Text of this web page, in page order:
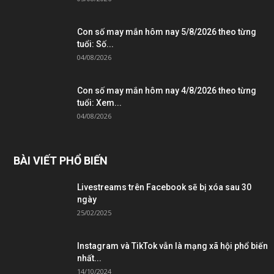
Con số may mắn hôm nay 5/8/2026 theo từng
tuổi: Số...
04/08/2026
Con số may mắn hôm nay 4/8/2026 theo từng
tuổi: Xem...
04/08/2026
BÀI VIẾT PHỔ BIẾN
Livestreams trên Facebook sẽ bị xóa sau 30
ngày
25/02/2025
Instagram và TikTok vẫn là mạng xã hội phổ biến
nhất...
14/10/2024